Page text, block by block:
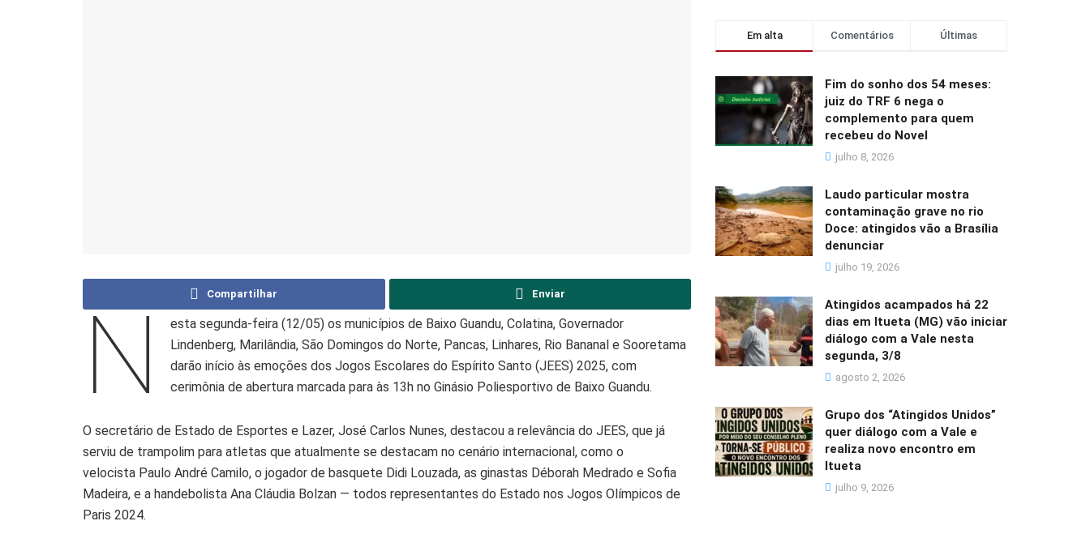
Compartilhar Enviar
N
esta segunda-feira (12/05) os municípios de Baixo Guandu, Colatina, Governador
Lindenberg, Marilândia, São Domingos do Norte, Pancas, Linhares, Rio Bananal e Sooretama
darão início às emoções dos Jogos Escolares do Espírito Santo (JEES) 2025, com
cerimônia de abertura marcada para às 13h no Ginásio Poliesportivo de Baixo Guandu.
O secretário de Estado de Esportes e Lazer, José Carlos Nunes, destacou a relevância do JEES, que já
serviu de trampolim para atletas que atualmente se destacam no cenário internacional, como o
velocista Paulo André Camilo, o jogador de basquete Didi Louzada, as ginastas Déborah Medrado e Sofia
Madeira, e a handebolista Ana Cláudia Bolzan — todos representantes do Estado nos Jogos Olímpicos de
Paris 2024.
Em alta Comentários Últimas
Fim do sonho dos 54 meses:
juiz do TRF 6 nega o
complemento para quem
recebeu do Novel
julho 8, 2026
Laudo particular mostra
contaminação grave no rio
Doce: atingidos vão a Brasília
denunciar
julho 19, 2026
Atingidos acampados há 22
dias em Itueta (MG) vão iniciar
diálogo com a Vale nesta
segunda, 3/8
agosto 2, 2026
Grupo dos “Atingidos Unidos”
quer diálogo com a Vale e
realiza novo encontro em
Itueta
julho 9, 2026